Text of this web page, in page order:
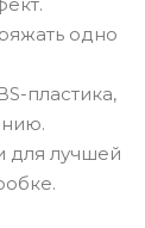
одно
пластика,
для лучшей